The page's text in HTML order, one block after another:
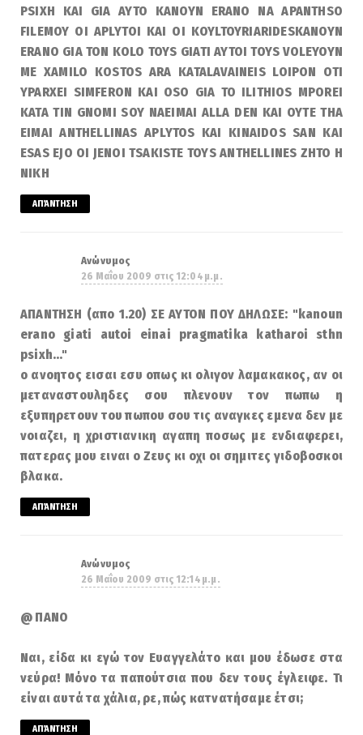
PSIXH KAI GIA AYTO KANOYN ERANO NA APANTHSO
FILEMOY OI APLYTOI KAI OI KOYLTOYRIARIDESKANOYN
ERANO GIA TON KOLO TOYS GIATI AYTOI TOYS VOLEYOYN
ME XAMILO KOSTOS ARA KATALAVAINEIS LOIPON OTI
YPARXEI SIMFERON KAI OSO GIA TO ILITHIOS MPOREI
KATA TIN GNOMI SOY NAEIMAI ALLA DEN KAI OYTE THA
EIMAI ANTHELLINAS APLYTOS KAI KINAIDOS SAN KAI
ESAS EJO OI JENOI TSAKISTE TOYS ANTHELLINES ZHTO H
NIKH
ΑΠΆΝΤΗΣΗ
Ανώνυμος
26 Μαΐου 2009 στις 12:04 μ.μ.
ΑΠΑΝΤΗΣΗ (απο 1.20) ΣΕ ΑΥΤΟΝ ΠΟΥ ΔΗΛΩΣΕ: "kanoun
erano giati autoi einai pragmatika katharoi sthn
psixh..."
ο ανοητος εισαι εσυ οπως κι ολιγον λαμακακος, αν οι
μεταναστουληδες σου πλενουν τον πωπω η
εξυπηρετουν του πωπου σου τις αναγκες εμενα δεν με
νοιαζει, η χριστιανικη αγαπη ποσως με ενδιαφερει,
πατερας μου ειναι ο Ζευς κι οχι οι σημιτες γιδοβοσκοι
βλακα.
ΑΠΆΝΤΗΣΗ
Ανώνυμος
26 Μαΐου 2009 στις 12:14 μ.μ.
@ ΠΑΝΟ
Ναι, είδα κι εγώ τον Ευαγγελάτο και μου έδωσε στα
νεύρα! Μόνο τα παπούτσια που δεν τους έγλειφε. Τι
είναι αυτά τα χάλια, ρε, πώς κατνατήσαμε έτσι;
ΑΠΆΝΤΗΣΗ